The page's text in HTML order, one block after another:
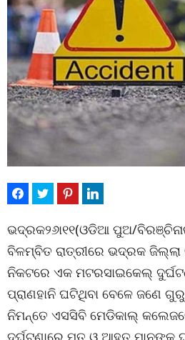
ଭଦ୍ରକ୨୬ା୧୧(ଓଡିଆ ପୁଅ/
ବିଳମ୍ବିତ ରାତ୍ରୀରେ ଭଦ୍ରକ ଜିଲ୍ଲା
ନିକଟରେ ଏକ ମଟରସାଇକେଲ୍
ପ୍ରାଣହାନି ଘଟିଥିବା ବେଳେ ଜଣେ
ନିମନ୍ତେ ଏସସିବି ମେଡିକାଲ୍